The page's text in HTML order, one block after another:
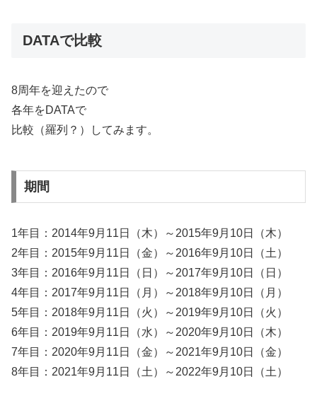
DATAで比較
8周年を迎えたので
各年をDATAで
比較（羅列？）してみます。
期間
1年目：2014年9月11日（木）～2015年9月10日（木）
2年目：2015年9月11日（金）～2016年9月10日（土）
3年目：2016年9月11日（日）～2017年9月10日（日）
4年目：2017年9月11日（月）～2018年9月10日（月）
5年目：2018年9月11日（火）～2019年9月10日（火）
6年目：2019年9月11日（水）～2020年9月10日（木）
7年目：2020年9月11日（金）～2021年9月10日（金）
8年目：2021年9月11日（土）～2022年9月10日（土）